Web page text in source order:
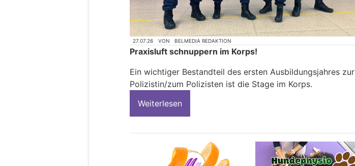
27.07.26 VON BELMEDIA REDAKTION
Praxisluft schnuppern im Korps!
Ein wichtiger Bestandteil des ersten Ausbildungsjahres zur
Polizistin/zum Polizisten ist die Stage im Korps.
Weiterlesen